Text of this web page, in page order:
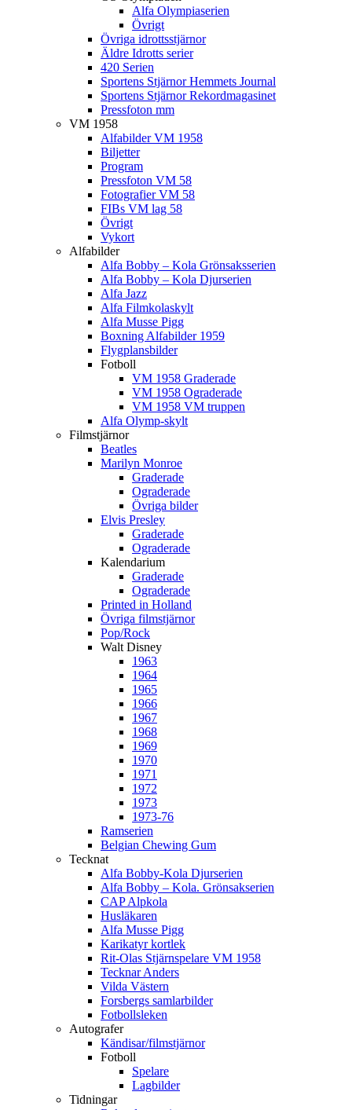
Alfa Olympiaserien
Övrigt
Övriga idrottsstjärnor
Äldre Idrotts serier
420 Serien
Sportens Stjärnor Hemmets Journal
Sportens Stjärnor Rekordmagasinet
Pressfoton mm
VM 1958
Alfabilder VM 1958
Biljetter
Program
Pressfoton VM 58
Fotografier VM 58
FIBs VM lag 58
Övrigt
Vykort
Alfabilder
Alfa Bobby – Kola Grönsaksserien
Alfa Bobby – Kola Djurserien
Alfa Jazz
Alfa Filmkolaskylt
Alfa Musse Pigg
Boxning Alfabilder 1959
Flygplansbilder
Fotboll
VM 1958 Graderade
VM 1958 Ograderade
VM 1958 VM truppen
Alfa Olymp-skylt
Filmstjärnor
Beatles
Marilyn Monroe
Graderade
Ograderade
Övriga bilder
Elvis Presley
Graderade
Ograderade
Kalendarium
Graderade
Ograderade
Printed in Holland
Övriga filmstjärnor
Pop/Rock
Walt Disney
1963
1964
1965
1966
1967
1968
1969
1970
1971
1972
1973
1973-76
Ramserien
Belgian Chewing Gum
Tecknat
Alfa Bobby-Kola Djurserien
Alfa Bobby – Kola. Grönsakserien
CAP Alpkola
Husläkaren
Alfa Musse Pigg
Karikatyr kortlek
Rit-Olas Stjärnspelare VM 1958
Tecknar Anders
Vilda Västern
Forsbergs samlarbilder
Fotbollsleken
Autografer
Kändisar/filmstjärnor
Fotboll
Spelare
Lagbilder
Tidningar